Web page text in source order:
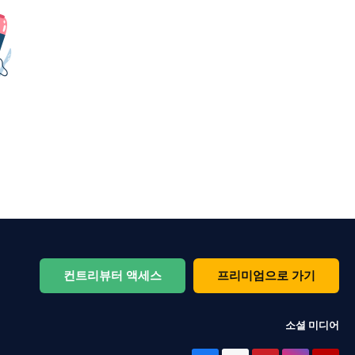
컨트리뷰터 액세스 프리미엄으로 가기
소셜 미디어